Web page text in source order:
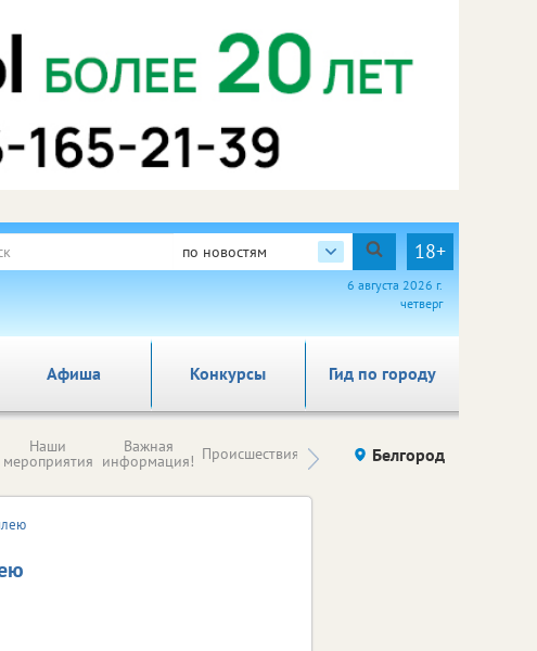
по новостям 18+
6 августа 2026 г.
четверг
Афиша Гид по городу
Конкурсы
Наши
мероприятия
Важная
информация! Происшествия Здоровье компаний (на
правах
Белгород